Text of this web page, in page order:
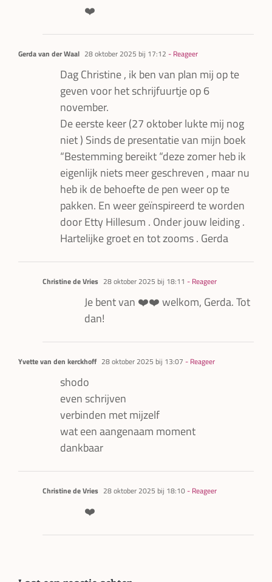
❤️
Gerda van der Waal 28 oktober 2025 bij 17:12 - Reageer
Dag Christine , ik ben van plan mij op te
geven voor het schrijfuurtje op 6
november.
De eerste keer (27 oktober lukte mij nog
niet ) Sinds de presentatie van mijn boek
“Bestemming bereikt “deze zomer heb ik
eigenlijk niets meer geschreven , maar nu
heb ik de behoefte de pen weer op te
pakken. En weer geïnspireerd te worden
door Etty Hillesum . Onder jouw leiding .
Hartelijke groet en tot zooms . Gerda
Christine de Vries 28 oktober 2025 bij 18:11 - Reageer
Je bent van ❤️❤️ welkom, Gerda. Tot
dan!
Yvette van den kerckhoff 28 oktober 2025 bij 13:07 - Reageer
shodo
even schrijven
verbinden met mijzelf
wat een aangenaam moment
dankbaar
Christine de Vries 28 oktober 2025 bij 18:10- Reageer
❤️